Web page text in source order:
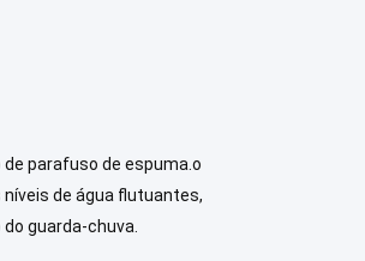
parafuso de espuma.o
de água flutuantes,
guarda-chuva.